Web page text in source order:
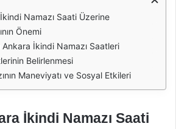
Namazı Saati Üzerine
Önemi
Ankara İkindi Namazı Saatleri
Belirlenmesi
Maneviyatı ve Sosyal Etkileri
İkindi Namazı Saati